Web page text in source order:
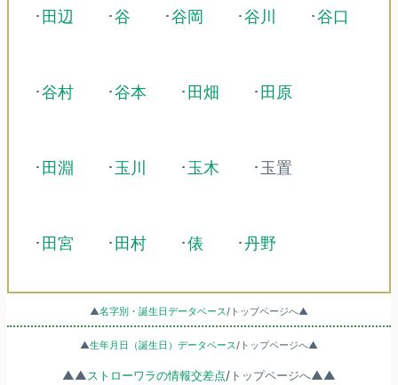
･ 田辺 ･谷 ･谷岡 ･谷川 ･谷口
･谷村 ･谷本 ･ 田畑 ･ 田原
･ 田淵 ･玉川 ･玉木 ･玉置
･ 田宮 ･ 田村 ･俵 ･丹野
▲名字別・誕生日データベース/トップページへ▲
▲生年月日（誕生日）データベース/トップページへ▲
▲▲ストローワラの情報交差点/トップページへ▲▲